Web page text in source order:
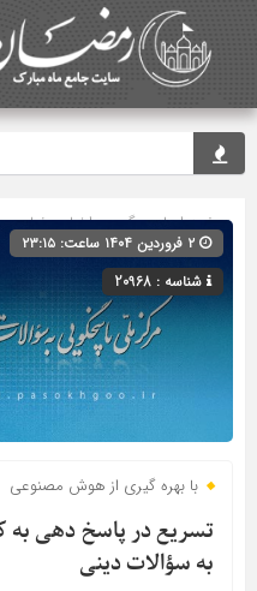
صفحه اصلی» گروه »اخبار رمضان
شناسه : 20968
با بهره گیری از هوش مصنوعی
تسریع در پاسخ دهی به
به سؤالات دینی